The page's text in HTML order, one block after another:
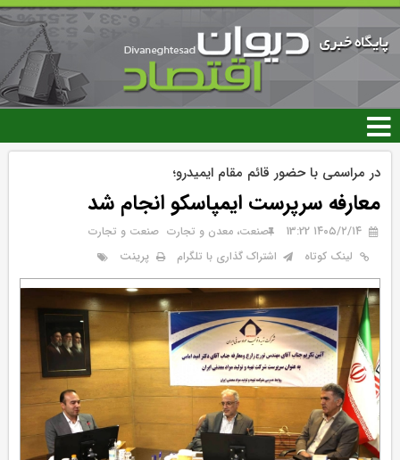
رفتن
محتوای
اصلی
در مراسمی با حضور قائم مقام ایمیدرو؛
معارفه سرپرست ایمپاسکو انجام شد
۱۴۰۵/۲/۱۴ 13:22 صنعت، معدن و تجارت صنعت و تجارت
لینک کوتاه
اشتراک گذاری با تلگرام پرینت